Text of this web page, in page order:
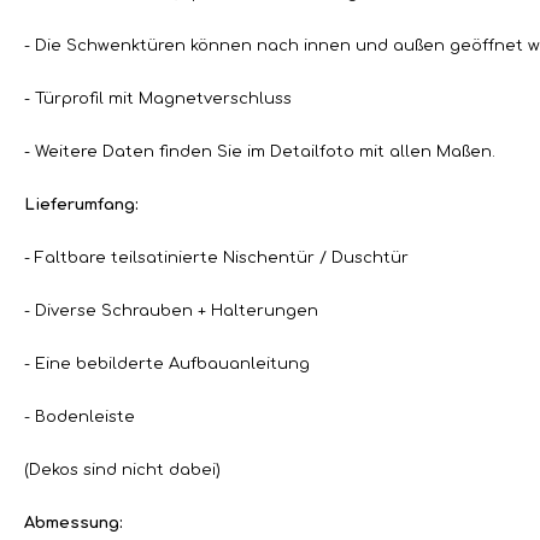
- Die Schwenktüren können nach innen und außen geöffnet
- Türprofil mit Magnetverschluss
- Weitere Daten finden Sie im Detailfoto mit allen Maßen.
Lieferumfang:
- Faltbare teilsatinierte Nischentür / Duschtür
- Diverse Schrauben + Halterungen
- Eine bebilderte Aufbauanleitung
- Bodenleiste
(Dekos sind nicht dabei)
Abmessung: